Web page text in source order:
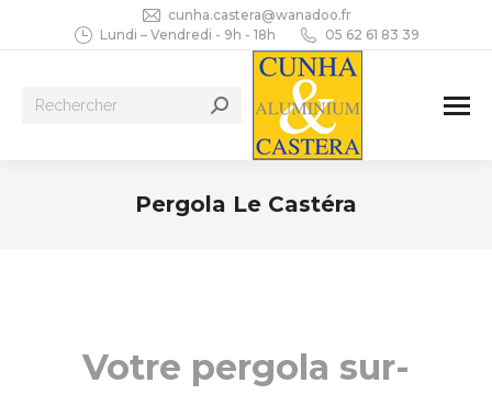
cunha.castera@wanadoo.fr
Lundi – Vendredi - 9h - 18h
05 62 61 83 39
Recherche
Pergola Le Castéra
Votre pergola sur-